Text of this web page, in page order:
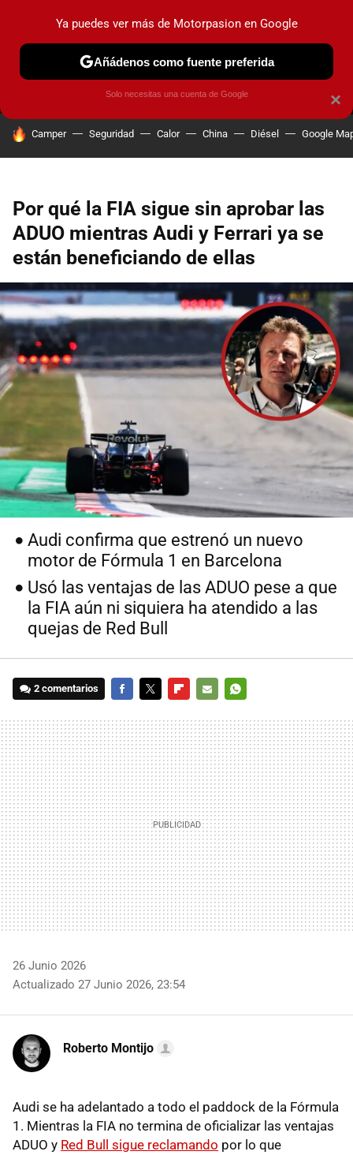
MENÚ NUEVO
COCHES ELÉCTRICOS OBSERVATORIO
HOY SE HABLA DE
Camper Seguridad Calor China Diésel Google
Por qué la FIA sigue sin aprobar las
ADUO mientras Audi y Ferrari ya se
están beneficiando de ellas
Audi confirma que estrenó un nuevo
motor de Fórmula 1 en Barcelona
Usó las ventajas de las ADUO pese a que
la FIA aún ni siquiera ha atendido a las
quejas de Red Bull
2 comentarios
MAIL
26 Junio 2026
Actualizado 27 Junio 2026, 23:54
Roberto Montijo
Audi se ha adelantado a todo el paddock de la Fórmula
1. Mientras la FIA no termina de oficializar las ventajas
ADUO y Red Bull sigue reclamando por lo que
×
Ya puedes ver más de Motorpasion en Google
Añádenos como fuente preferida
Solo necesitas una cuenta de Google